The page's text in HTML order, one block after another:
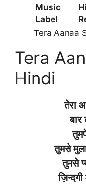
Music
Label
Tera Aanaa
Tera
Hindi
तेरा
बार
तुमसे
तुमसे